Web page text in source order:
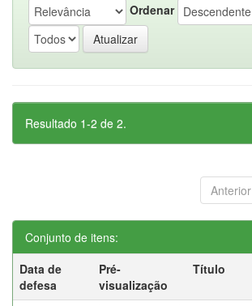
Ordenar
Resultado 1-2 de 2.
Anterior
Conjunto de itens:
Data de
defesa
Pré-
visualização
Título